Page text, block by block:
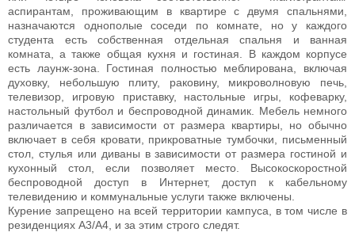
аспирантам, проживающим в квартире с двумя спальнями,
назначаются однополые соседи по комнате, но у каждого
студента есть собственная отдельная спальня и ванная
комната, а также общая кухня и гостиная. В каждом корпусе
есть лаунж-зона. Гостиная полностью меблирована, включая
духовку, небольшую плиту, раковину, микроволновую печь,
телевизор, игровую приставку, настольные игры, кофеварку,
настольный футбол и беспроводной динамик. Мебель немного
различается в зависимости от размера квартиры, но обычно
включает в себя кровати, прикроватные тумбочки, письменный
стол, стулья или диваны в зависимости от размера гостиной и
кухонный стол, если позволяет место. Высокоскоростной
беспроводной доступ в Интернет, доступ к кабельному
телевидению и коммунальные услуги также включены.
Курение запрещено на всей территории кампуса, в том числе в
резиденциях A3/A4, и за этим строго следят.